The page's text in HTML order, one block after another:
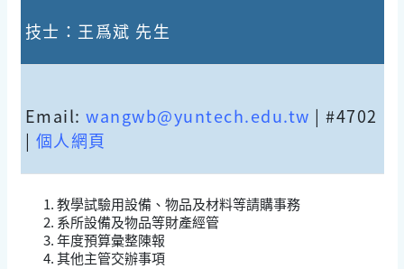
技士：王爲斌 先生
Email: wangwb@yuntech.edu.tw | #4702
| 個人網頁
教學試驗用設備、物品及材料等請購事務
系所設備及物品等財產經管
年度預算彙整陳報
其他主管交辦事項